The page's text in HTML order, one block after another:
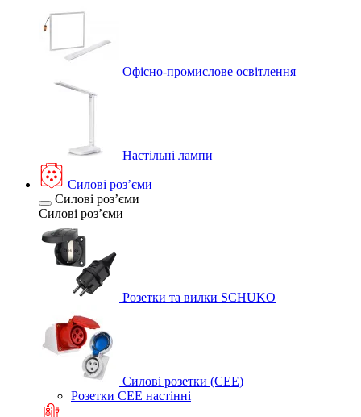
Офісно-промислове освітлення
Настільні лампи
Силові розʼєми
Силові розʼєми
Силові розʼєми
Розетки та вилки SCHUKO
Силові розетки (CEE)
Розетки CEE настінні